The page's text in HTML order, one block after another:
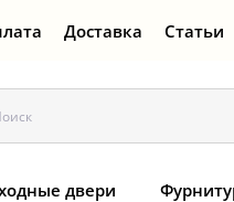
Доставка Статьи
двери